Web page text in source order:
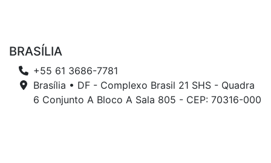
BRASÍLIA
+55 61 3686-7781
Brasília • DF - Complexo Brasil 21 SHS - Quadra
6 Conjunto A Bloco A Sala 805 - CEP: 70316-000